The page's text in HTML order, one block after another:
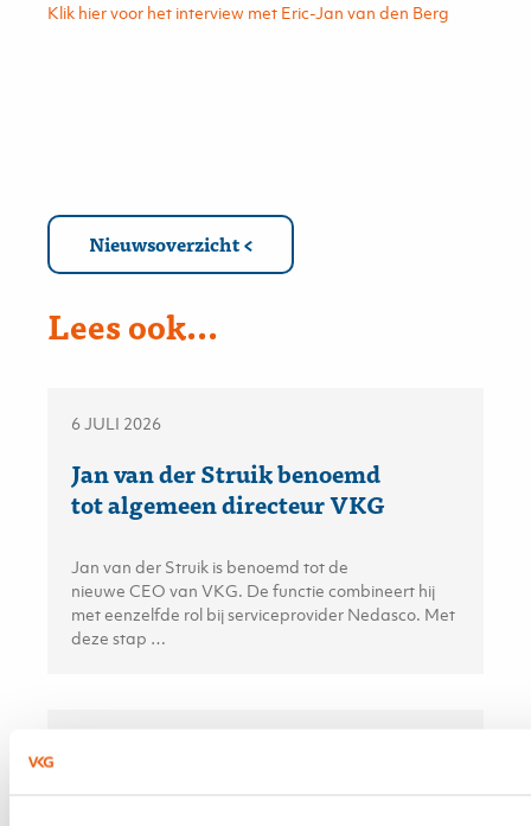
Klik hier voor het interview met Eric-Jan van den Berg
Nieuwsoverzicht
Lees ook...
6 JULI 2026
Jan van der Struik benoemd
tot algemeen directeur VKG
Jan van der Struik is benoemd tot de
nieuwe CEO van VKG. De functie combineert hij
met eenzelfde rol bij serviceprovider Nedasco. Met
deze stap …